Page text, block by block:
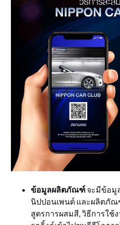
ข้อมูลผลิตภัณฑ์ จะมีข้อ
นิปปอนเพนต์ และผลิตภัณ
สูตรการผสมสี, วิธีการใ